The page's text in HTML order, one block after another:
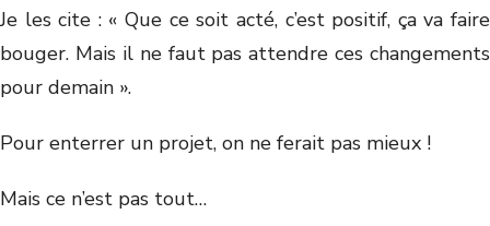
Je les cite : « Que ce soit acté, c’est positif, ça va faire
bouger. Mais il ne faut pas attendre ces changements
pour demain ».
Pour enterrer un projet, on ne ferait pas mieux !
Mais ce n’est pas tout…